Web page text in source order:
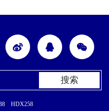
搜索
HDX258